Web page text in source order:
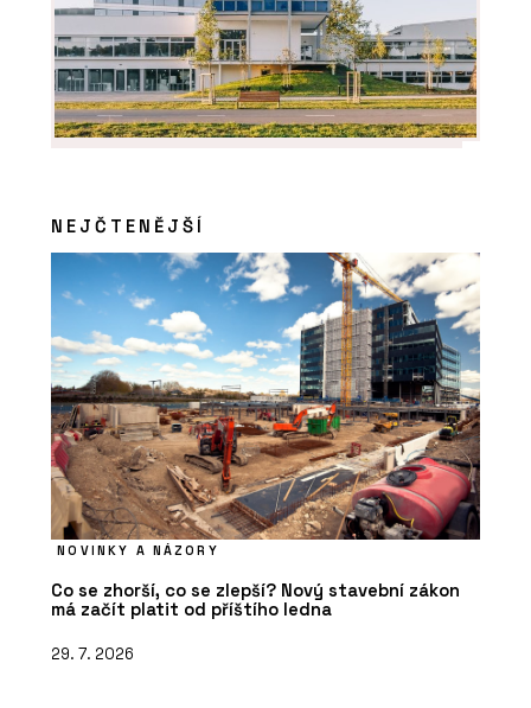
NEJČTENĚJŠÍ
NOVINKY A NÁZORY
Co se zhorší, co se zlepší? Nový stavební zákon
má začít platit od příštího ledna
29. 7. 2026